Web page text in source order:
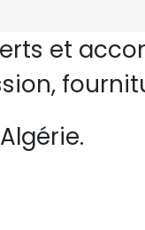
et